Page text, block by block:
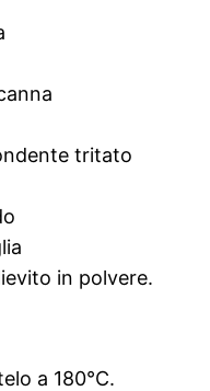
tritato
in polvere.
a 180°C.